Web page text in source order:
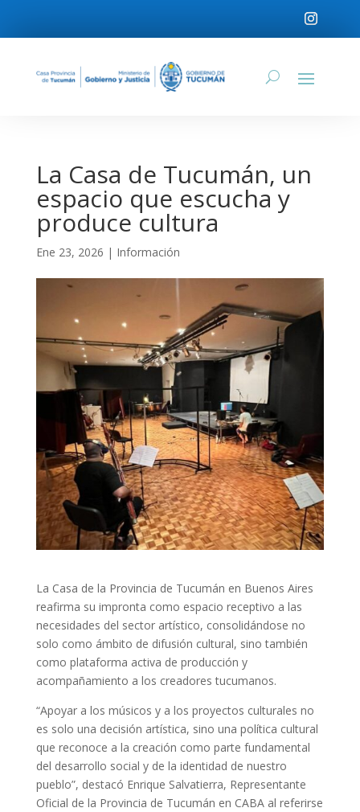
La Casa de Tucumán, un
espacio que escucha y
produce cultura
Ene 23, 2026 | Información
La Casa de la Provincia de Tucumán en Buenos Aires
reafirma su impronta como espacio receptivo a las
necesidades del sector artístico, consolidándose no
solo como ámbito de difusión cultural, sino también
como plataforma activa de producción y
acompañamiento a los creadores tucumanos.
“Apoyar a los músicos y a los proyectos culturales no
es solo una decisión artística, sino una política cultural
que reconoce a la creación como parte fundamental
del desarrollo social y de la identidad de nuestro
pueblo”, destacó Enrique Salvatierra, Representante
Oficial de la Provincia de Tucumán en CABA al referirse